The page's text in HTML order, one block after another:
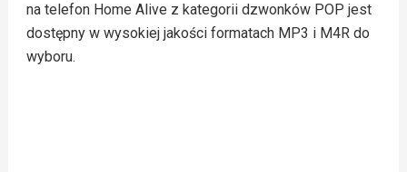
na telefon Home Alive z kategorii dzwonków POP jest
dostępny w wysokiej jakości formatach MP3 i M4R do
wyboru.